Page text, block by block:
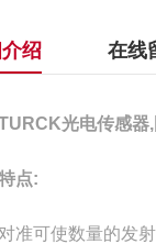
绍 在线
光电传感器
点:
准可使数量的发